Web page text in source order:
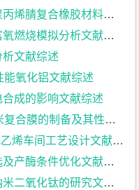
材料的制备与性能研究文献综述
烧模拟分析文献综述
文献综述
能氧化铝文献综述
成的影响文献综述
制备及其性能研究文献综述
车间工艺设计文献综述
酶条件优化文献综述
氧化钛的研究文献综述